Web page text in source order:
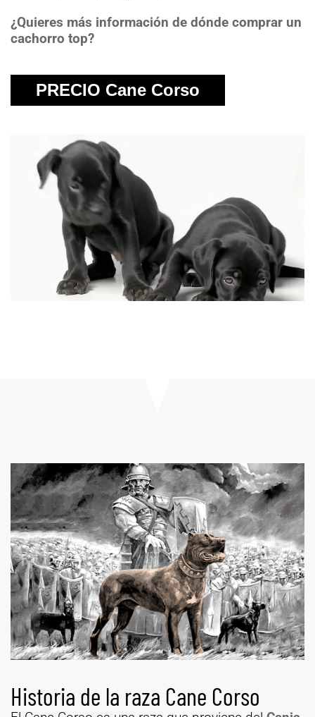
¿Quieres más información de dónde comprar un
cachorro top?
PRECIO Cane Corso
Historia de la raza Cane Corso